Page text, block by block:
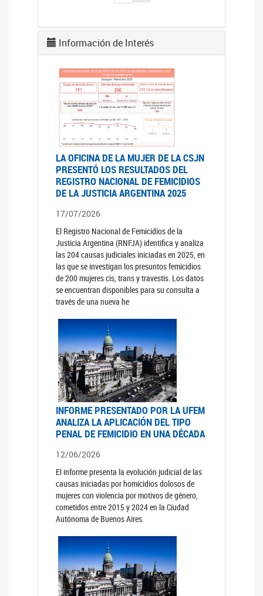
Información de Interés
LA OFICINA DE LA MUJER DE LA CSJN
PRESENTÓ LOS RESULTADOS DEL
REGISTRO NACIONAL DE FEMICIDIOS
DE LA JUSTICIA ARGENTINA 2025
17/07/2026
El Registro Nacional de Femicidios de la
Justicia Argentina (RNFJA) identifica y analiza
las 204 causas judiciales iniciadas en 2025, en
las que se investigan los presuntos femicidios
de 200 mujeres cis, trans y travestis. Los datos
se encuentran disponibles para su consulta a
través de una nueva he
INFORME PRESENTADO POR LA UFEM
ANALIZA LA APLICACIÓN DEL TIPO
PENAL DE FEMICIDIO EN UNA DÉCADA
12/06/2026
El informe presenta la evolución judicial de las
causas iniciadas por homicidios dolosos de
mujeres con violencia por motivos de género,
cometidos entre 2015 y 2024 en la Ciudad
Autónoma de Buenos Aires.